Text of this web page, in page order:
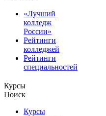
«Лучший
колледж
России»
Рейтинги
колледжей
Рейтинги
специальностей
Курсы
Поиск
Курсы